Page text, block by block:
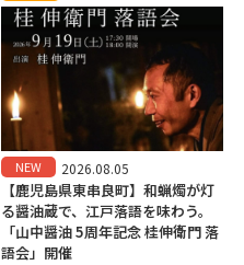
NEW 2026.08.05
【鹿児島県東串良町】和蝋燭が灯
る醤油蔵で、江戸落語を味わう。
「山中醤油 5周年記念 桂伸衛門 落
語会」開催